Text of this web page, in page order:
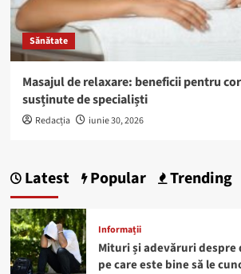
Sănătate
Masajul de relaxare: beneficii pentru
susținute de specialiști
Redacția iunie 30, 2026
Latest Popular Trending
Informații
Mituri și adevăruri despre
pe care este bine să le